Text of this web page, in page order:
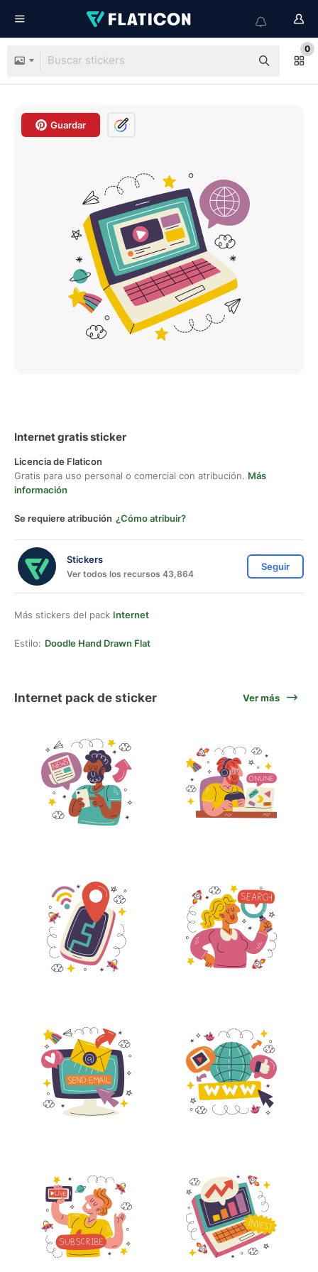
0
Guardar
Internet gratis sticker
Licencia de Flaticon
Gratis para uso personal o comercial con atribución. Más
información
Se requiere atribución ¿Cómo atribuir?
Stickers
Ver todos los recursos 43,864
Seguir
Más stickers del pack Internet
Estilo: Doodle Hand Drawn Flat
Internet pack de sticker Ver más